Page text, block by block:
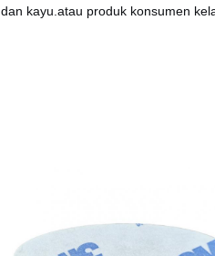
kayu.atau produk konsumen